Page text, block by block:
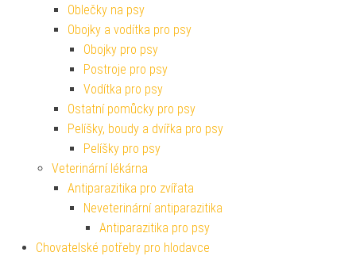
Oblečky na psy
Obojky a vodítka pro psy
Obojky pro psy
Postroje pro psy
Vodítka pro psy
Ostatní pomůcky pro psy
Pelíšky, boudy a dvířka pro psy
Pelíšky pro psy
Veterinární lékárna
Antiparazitika pro zvířata
Neveterinární antiparazitika
Antiparazitika pro psy
Chovatelské potřeby pro hlodavce